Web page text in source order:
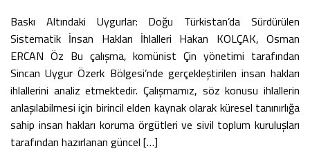
Baskı Altındaki Uygurlar: Doğu Türkistan’da Sürdürülen
Sistematik İnsan Hakları İhlalleri Hakan KOLÇAK, Osman
ERCAN Öz Bu çalışma, komünist Çin yönetimi tarafından
Sincan Uygur Özerk Bölgesi’nde gerçekleştirilen insan hakları
ihlallerini analiz etmektedir. Çalışmamız, söz konusu ihlallerin
anlaşılabilmesi için birincil elden kaynak olarak küresel tanınırlığa
sahip insan hakları koruma örgütleri ve sivil toplum kuruluşları
tarafından hazırlanan güncel […]